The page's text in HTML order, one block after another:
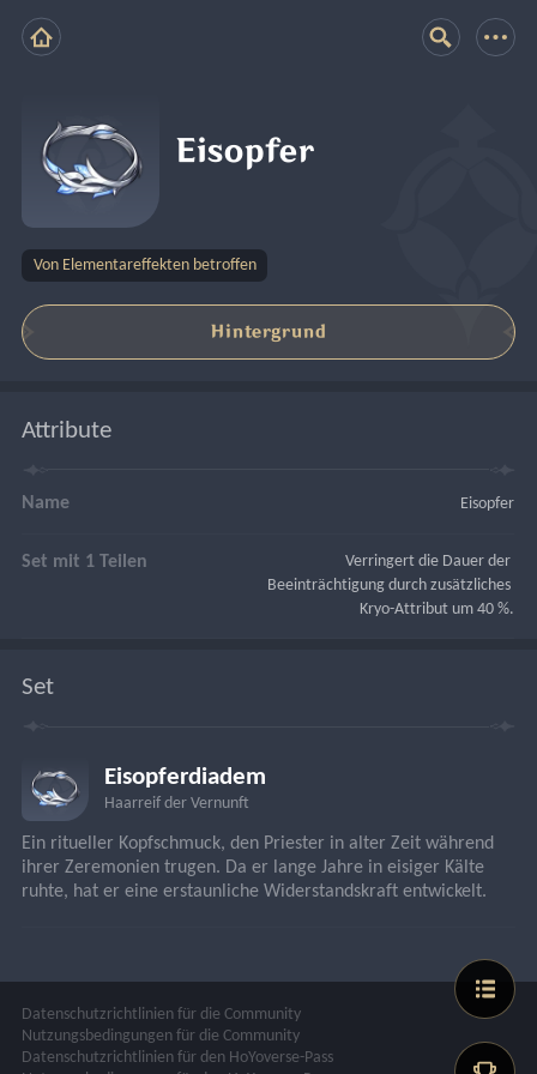
Eisopfer
Von Elementareffekten betroffen
Hintergrund
Attribute
Name Eisopfer
Set mit 1 Teilen
Verringert die Dauer der
Beeinträchtigung durch zusätzliches
Kryo-Attribut um 40 %.
Set
Eisopferdiadem
Haarreif der Vernunft
Ein ritueller Kopfschmuck, den Priester in alter Zeit während
ihrer Zeremonien trugen. Da er lange Jahre in eisiger Kälte
ruhte, hat er eine erstaunliche Widerstandskraft entwickelt.
Datenschutzrichtlinien für die Community
Nutzungsbedingungen für die Community
Datenschutzrichtlinien für den HoYoverse-Pass